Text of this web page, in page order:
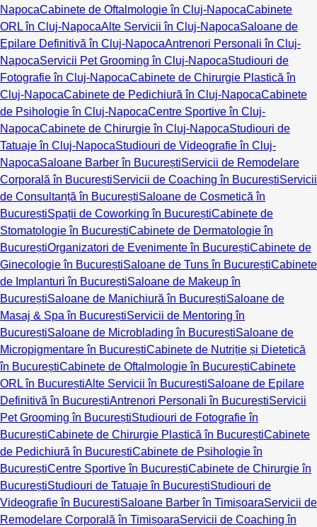
NapocaCabinete de Oftalmologie în Cluj-NapocaCabinete
ORL în Cluj-NapocaAlte Servicii în Cluj-NapocaSaloane de
Epilare Definitivă în Cluj-NapocaAntrenori Personali în Cluj-
NapocaServicii Pet Grooming în Cluj-NapocaStudiouri de
Fotografie în Cluj-NapocaCabinete de Chirurgie Plastică în
Cluj-NapocaCabinete de Pedichiură în Cluj-NapocaCabinete
de Psihologie în Cluj-NapocaCentre Sportive în Cluj-
NapocaCabinete de Chirurgie în Cluj-NapocaStudiouri de
Tatuaje în Cluj-NapocaStudiouri de Videografie în Cluj-
NapocaSaloane Barber în BucureștiServicii de Remodelare
Corporală în BucureștiServicii de Coaching în BucureștiServicii
de Consultanță în BucureștiSaloane de Cosmetică în
BucureștiSpații de Coworking în BucureștiCabinete de
Stomatologie în BucureștiCabinete de Dermatologie în
BucureștiOrganizatori de Evenimente în BucureștiCabinete de
Ginecologie în BucureștiSaloane de Tuns în BucureștiCabinete
de Implanturi în BucureștiSaloane de Makeup în
BucureștiSaloane de Manichiură în BucureștiSaloane de
Masaj & Spa în BucureștiServicii de Mentoring în
BucureștiSaloane de Microblading în BucureștiSaloane de
Micropigmentare în BucureștiCabinete de Nutriție și Dietetică
în BucureștiCabinete de Oftalmologie în BucureștiCabinete
ORL în BucureștiAlte Servicii în BucureștiSaloane de Epilare
Definitivă în BucureștiAntrenori Personali în BucureștiServicii
Pet Grooming în BucureștiStudiouri de Fotografie în
BucureștiCabinete de Chirurgie Plastică în BucureștiCabinete
de Pedichiură în BucureștiCabinete de Psihologie în
BucureștiCentre Sportive în BucureștiCabinete de Chirurgie în
BucureștiStudiouri de Tatuaje în BucureștiStudiouri de
Videografie în BucureștiSaloane Barber în TimișoaraServicii de
Remodelare Corporală în TimișoaraServicii de Coaching în